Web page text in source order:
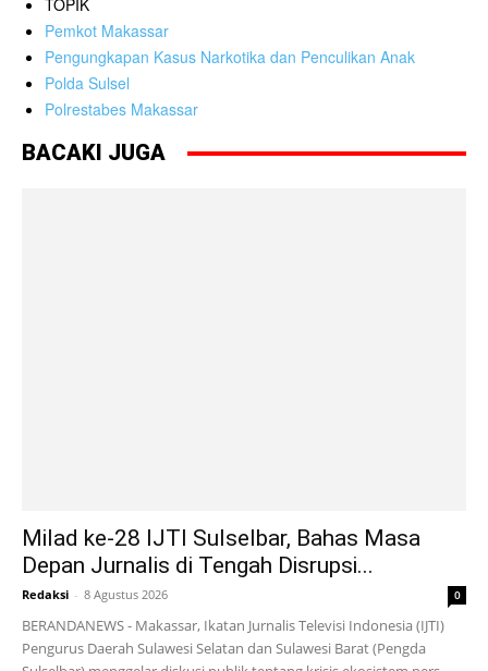
TOPIK
Pemkot Makassar
Pengungkapan Kasus Narkotika dan Penculikan Anak
Polda Sulsel
Polrestabes Makassar
BACAKI JUGA
Milad ke-28 IJTI Sulselbar, Bahas Masa
Depan Jurnalis di Tengah Disrupsi...
Redaksi - 8 Agustus 2026 0
BERANDANEWS - Makassar, Ikatan Jurnalis Televisi Indonesia (IJTI)
Pengurus Daerah Sulawesi Selatan dan Sulawesi Barat (Pengda